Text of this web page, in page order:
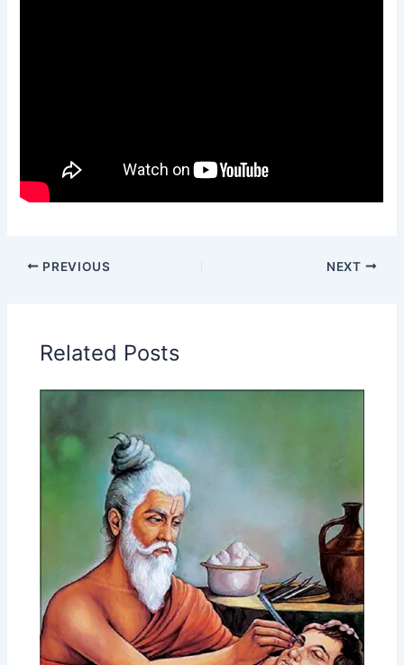
PREVIOUS NEXT
Related Posts